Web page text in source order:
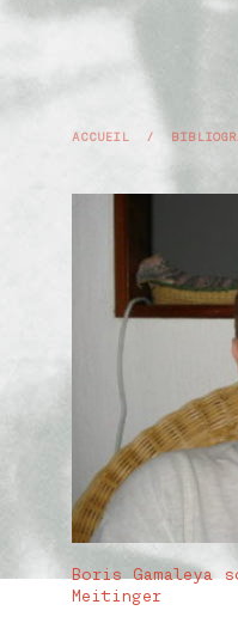
ACCUEIL /
Boris Gamaleya
Meitinger